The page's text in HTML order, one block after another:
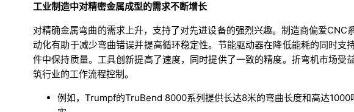
工业制造中对精密金属成型的需求不断增长
对精确金属弯曲的需求上升，支持了对先进设备的强烈兴趣。制造商偏爱CNC
动化有助于减少弯曲错误并提高循环稳定性。节能驱动器在降低能耗的同时支
件中保持质量。工具创新提高了速度，同时提供了一致的精度。折弯机市场受
筑行业的工作流程控制。
例如，Trumpf的TruBend 8000系列提供长达8米的弯曲长度和高达